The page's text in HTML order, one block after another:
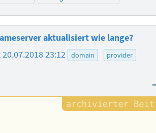
aktualisiert wie lange?
20.07.2018 23:12 domain
provider